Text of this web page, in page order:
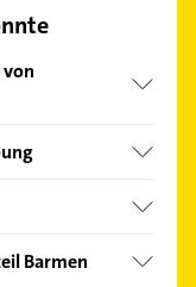
Barmen